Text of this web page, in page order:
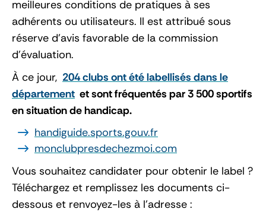
meilleures conditions de pratiques à ses
adhérents ou utilisateurs. Il est attribué sous
réserve d’avis favorable de la commission
d’évaluation.
À ce jour, 204 clubs ont été labellisés dans le
département et sont fréquentés par 3 500 sportifs
en situation de handicap.
handiguide.sports.gouv.fr
monclubpresdechezmoi.com
Vous souhaitez candidater pour obtenir le label ?
Téléchargez et remplissez les documents ci-
dessous et renvoyez-les à l’adresse :